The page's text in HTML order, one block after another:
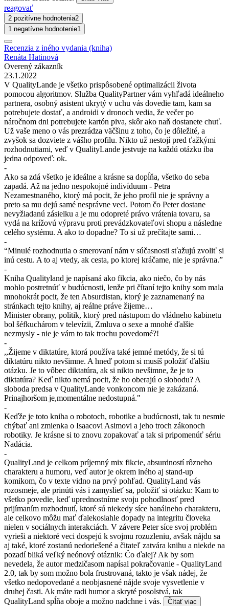
reagovať
2 pozitívne hodnotenia2
1 negatívne hodnotenie1
Recenzia z iného vydania (kniha)
Renáta Hatinová
Overený zákazník
23.1.2022
V QualityLande je všetko prispôsobené optimalizácii života
pomocou algoritmov. Služba QualityPartner vám vyhľadá ideálneho
partnera, osobný asistent ukrytý v uchu vás dovedie tam, kam sa
potrebujete dostať, a androidi v dronoch vedia, že večer po
náročnom dni potrebujete kartón piva, skôr ako naň dostanete chuť.
Už vaše meno o vás prezrádza väčšinu z toho, čo je dôležité, a
zvyšok sa dozviete z vášho profilu. Nikto už nestojí pred ťažkými
rozhodnutiami, veď v QualityLande jestvuje na každú otázku iba
jedna odpoveď: ok.
-
Ako sa zdá všetko je ideálne a krásne sa dopĺňa, všetko do seba
zapadá. Až na jedno nespokojné indivíduum - Petra
Nezamestnaného, ktorý má pocit, že jeho profil nie je správny a
preto sa mu dejú samé nesprávne veci. Potom čo Peter dostane
nevyžiadanú zásielku a je mu odopreté právo vrátenia tovaru, sa
vydá na krížovú výpravu proti prevádzkovateľovi shopu a následne
celého systému. A ako to dopadne? To si už prečítajte sami…
-
“Minulé rozhodnutia o smerovaní nám v súčasnosti sťažujú zvoliť si
inú cestu. A to aj vtedy, ak cesta, po ktorej kráčame, nie je správna.”
-
Kniha Qualityland je napísaná ako fikcia, ako niečo, čo by nás
mohlo postretnúť v budúcnosti, lenže pri čítaní tejto knihy som mala
mnohokrát pocit, že ten Absurdistan, ktorý je zaznamenaný na
stránkach tejto knihy, aj reálne práve žijeme…
Minister obrany, politik, ktorý pred nástupom do vládneho kabinetu
bol šéfkuchárom v televízii, Zmluva o sexe a mnohé ďalšie
nezmysly - nie je vám to tak trochu povedomé?!
-
,,Žijeme v diktatúre, ktorá používa také jemné metódy, že si tú
diktatúru nikto nevšimne. A hneď potom si musíš položiť ďalšiu
otázku. Je to vôbec diktatúra, ak si nikto nevšimne, že je to
diktatúra? Keď nikto nemá pocit, že ho oberajú o slobodu? A
sloboda predsa v QualityLande vonkoncom nie je zakázaná.
Prinajhoršom je,momentálne nedostupná."
-
Keďže je toto kniha o robotoch, robotike a budúcnosti, tak tu nesmie
chýbať ani zmienka o Isaacovi Asimovi a jeho troch zákonoch
robotiky. Je krásne si to znovu zopakovať a tak si pripomenúť sériu
Nadácia.
-
QualityLand je celkom príjemný mix fikcie, absurdností rôzneho
charakteru a humoru, veď autor je okrem iného aj stand-up
komikom, čo v texte vidno na prvý pohľad. QualityLand vás
rozosmeje, ale prinúti vás i zamyslieť sa, položiť si otázku: Kam to
všetko povedie, keď uprednostníme svoju pohodlnosť pred
prijímaním rozhodnutí, ktoré sú niekedy síce banálneho charakteru,
ale celkovo môžu mať ďalekosiahle dopady na integritu človeka
nielen v sociálnych interakciách. V závere Peter síce svoj problém
vyrieši a niektoré veci dospejú k svojmu rozuzleniu, avšak nájdu sa
aj také, ktoré zostanú nedoriešené a čitateľ zatvára knihu a niekde na
pozadí bliká veľký neónový otáznik: Čo ďalej? Ak by som
nevedela, že autor medzičasom napísal pokračovanie - QualityLand
2.0, tak by som možno bola frustrovaná, takto je však nádej, že
všetko nedopovedané a neobjasnené nájde svoje vysvetlenie v
druhej časti. Ak máte radi humor a skryté posolstvá, tak
QualityLand spĺňa oboje a možno nadchne i vás.
Čítať viac